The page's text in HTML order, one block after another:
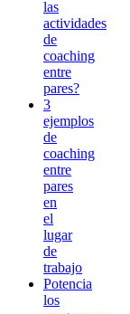
las
actividades
de
coaching
entre
pares?
3
ejemplos
de
coaching
entre
pares
en
el
lugar
de
trabajo
Potencia
los